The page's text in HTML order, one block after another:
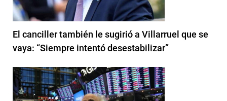
El canciller también le sugirió a Villarruel que se
vaya: “Siempre intentó desestabilizar”